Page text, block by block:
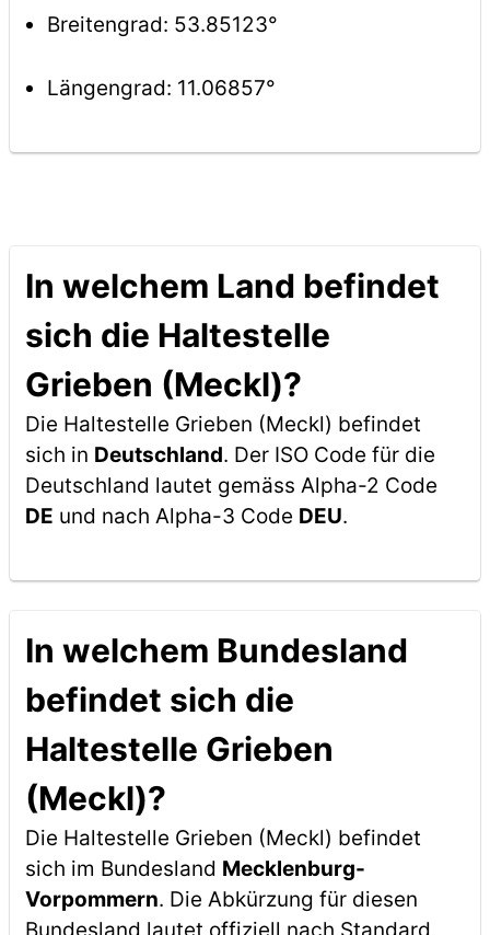
Breitengrad: 53.85123°
Längengrad: 11.06857°
In welchem Land befindet
sich die Haltestelle
Grieben (Meckl)?
Die Haltestelle Grieben (Meckl) befindet
sich in Deutschland. Der ISO Code für die
Deutschland lautet gemäss Alpha-2 Code
DE und nach Alpha-3 Code DEU.
In welchem Bundesland
befindet sich die
Haltestelle Grieben
(Meckl)?
Die Haltestelle Grieben (Meckl) befindet
sich im Bundesland Mecklenburg-
Vorpommern. Die Abkürzung für diesen